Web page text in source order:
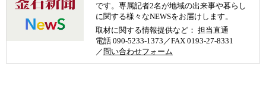
です。専属記者2名が地域の出来事や暮らし
に関する様々なNEWSをお届けします。
取材に関する情報提供など： 担当直通
電話 090-5233-1373／FAX 0193-27-8331
／ 問い合わせフォーム